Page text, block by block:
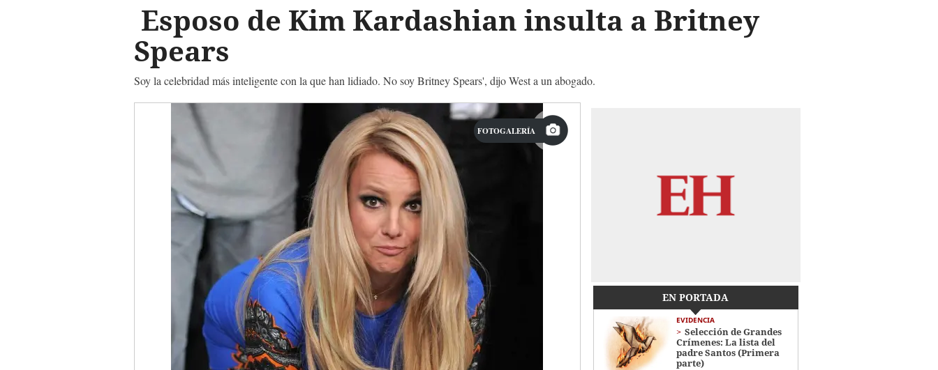
Esposo de Kim Kardashian insulta a Britney
Spears
Soy la celebridad más inteligente con la que han lidiado. No soy Britney Spears', dijo West a un abogado.
FOTOGALERÍA
EN PORTADA
EVIDENCIA
Selección de Grandes
Crímenes: La lista del
padre Santos (Primera
parte)